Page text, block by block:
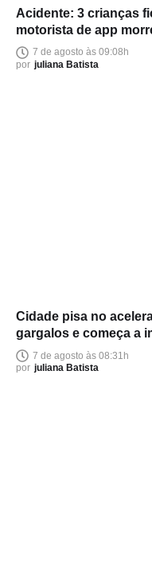
Acidente: 3 crianças
motorista de app
7 de agosto às 09:08h
por juliana Batista
Cidade pisa no
gargalos e começa a
7 de agosto às 08:31h
por juliana Batista